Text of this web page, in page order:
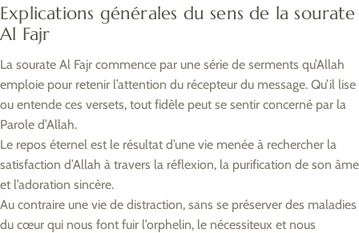
Explications générales du sens de la sourate
Al Fajr
La sourate Al Fajr commence par une série de serments qu’Allah
emploie pour retenir l’attention du récepteur du message. Qu’il lise
ou entende ces versets, tout fidèle peut se sentir concerné par la
Parole d’Allah.
Le repos éternel est le résultat d’une vie menée à rechercher la
satisfaction d’Allah à travers la réflexion, la purification de son âme
et l’adoration sincère.
Au contraire une vie de distraction, sans se préserver des maladies
du cœur qui nous font fuir l’orphelin, le nécessiteux et nous